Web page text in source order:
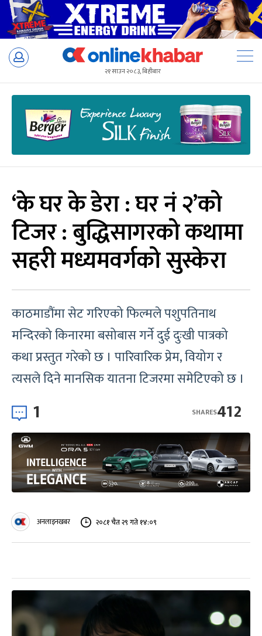
Skip
२१ साउन २०८३, बिहीबार
‘के घर के डेरा : घर नं २’को
टिजर : बुद्धिसागरको कथामा
सहरी मध्यमवर्गको सुस्केरा
काठमाडौंमा सेट गरिएको फिल्मले पशुपतिनाथ
मन्दिरको किनारमा बसोबास गर्ने दुई दुःखी पात्रको
कथा प्रस्तुत गरेको छ । पारिवारिक प्रेम, वियोग र
त्यसले दिने मानसिक यातना टिजरमा समेटिएको छ ।
1 412
SHARES
अनलाइनखबर २०८१ चैत २९ गते १४:०९